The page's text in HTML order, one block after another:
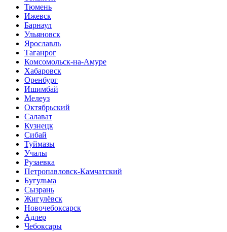
Тюмень
Ижевск
Барнаул
Ульяновск
Ярославль
Таганрог
Комсомольск-на-Амуре
Хабаровск
Оренбург
Ишимбай
Мелеуз
Октябрьский
Салават
Кузнецк
Сибай
Туймазы
Учалы
Рузаевка
Петропавловск-Камчатский
Бугульма
Сызрань
Жигулёвск
Новочебоксарск
Адлер
Чебоксары